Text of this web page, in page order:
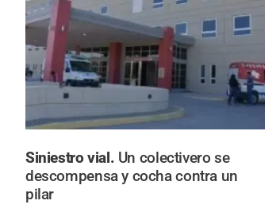
Siniestro vial. Un colectivero se
descompensa y cocha contra un
pilar